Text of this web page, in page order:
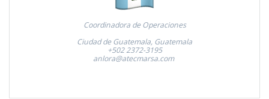
Coordinadora de Operaciones
Ciudad de Guatemala, Guatemala
+502 2372-3195
anlora@atecmarsa.com